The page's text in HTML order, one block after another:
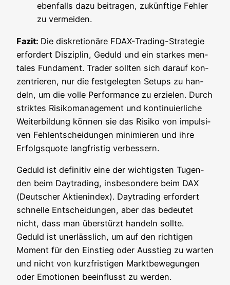
eben­falls dazu bei­tra­gen, zukünf­ti­ge Feh­ler
zu vermeiden.
Fazit: Die dis­kre­tio­nä­re FDAX-Tra­ding-Stra­te­gie
erfor­dert Dis­zi­plin, Geduld und ein star­kes men­
ta­les Fun­da­ment. Trader soll­ten sich dar­auf kon­
zen­trie­ren, nur die fest­ge­leg­ten Set­ups zu han­
deln, um die vol­le Per­for­mance zu erzie­len. Durch
strik­tes Risi­ko­ma­nage­ment und kon­ti­nu­ier­li­che
Wei­ter­bil­dung kön­nen sie das Risi­ko von impul­si­
ven Fehl­ent­schei­dun­gen mini­mie­ren und ihre
Erfolgs­quo­te lang­fris­tig verbessern.
Geduld ist defi­ni­tiv eine der wich­tigs­ten Tugen­
den beim Day­tra­ding, ins­be­son­de­re beim DAX
(Deut­scher Akti­en­in­dex). Day­tra­ding erfor­dert
schnel­le Ent­schei­dun­gen, aber das bedeu­tet
nicht, dass man über­stürzt han­deln soll­te.
Geduld ist uner­läss­lich, um auf den rich­ti­gen
Moment für den Ein­stieg oder Aus­stieg zu war­ten
und nicht von kurz­fris­ti­gen Markt­be­we­gun­gen
oder Emo­tio­nen beein­flusst zu werden.